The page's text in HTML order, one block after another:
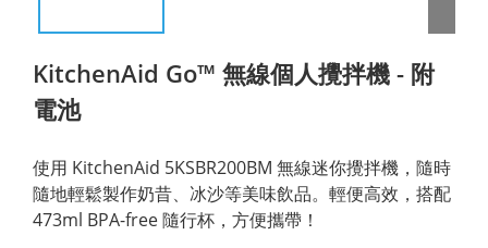
KitchenAid Go™ 無線個人攪拌機 - 附
電池
使用 KitchenAid 5KSBR200BM 無線迷你攪拌機，隨時
隨地輕鬆製作奶昔、冰沙等美味飲品。輕便高效，搭配
473ml BPA-free 隨行杯，方便攜帶！